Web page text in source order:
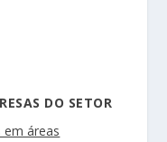
DO SETOR
em áreas